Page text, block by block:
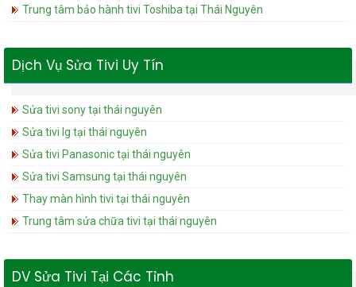
Trung tâm bảo hành tivi Toshiba tại Thái Nguyên
Dịch Vụ Sửa Tivi Uy Tín
Sửa tivi sony tại thái nguyên
Sửa tivi lg tại thái nguyên
Sửa tivi Panasonic tại thái nguyên
Sửa tivi Samsung tại thái nguyên
Thay màn hình tivi tại thái nguyên
Trung tâm sửa chữa tivi tại thái nguyên
DV Sửa Tivi Tại Các Tỉnh